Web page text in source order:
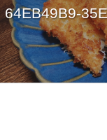
64EB49B9-